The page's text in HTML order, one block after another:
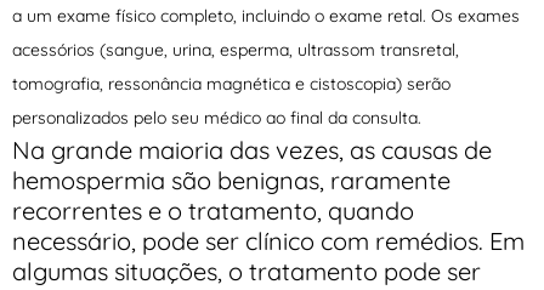
a um exame físico completo, incluindo o exame retal. Os exames
acessórios (sangue, urina, esperma, ultrassom transretal,
tomografia, ressonância magnética e cistoscopia) serão
personalizados pelo seu médico ao final da consulta.
Na grande maioria das vezes, as causas de
hemospermia são benignas, raramente
recorrentes e o tratamento, quando
necessário, pode ser clínico com remédios. Em
algumas situações, o tratamento pode ser